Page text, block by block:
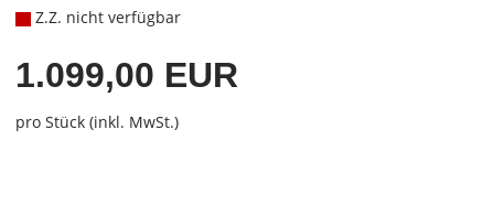
Z.Z. nicht verfügbar
1.099,00 EUR
pro Stück (inkl. MwSt.)